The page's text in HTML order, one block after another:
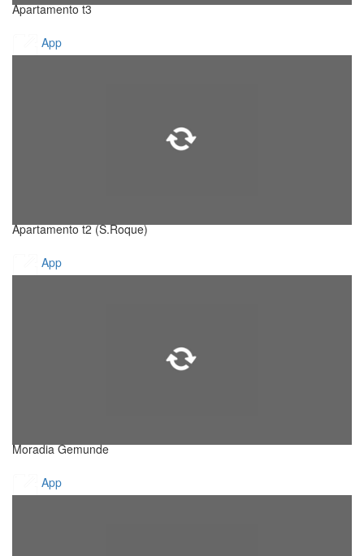
Apartamento t3
App
Apartamento t2 (S.Roque)
App
Moradia Gemunde
App